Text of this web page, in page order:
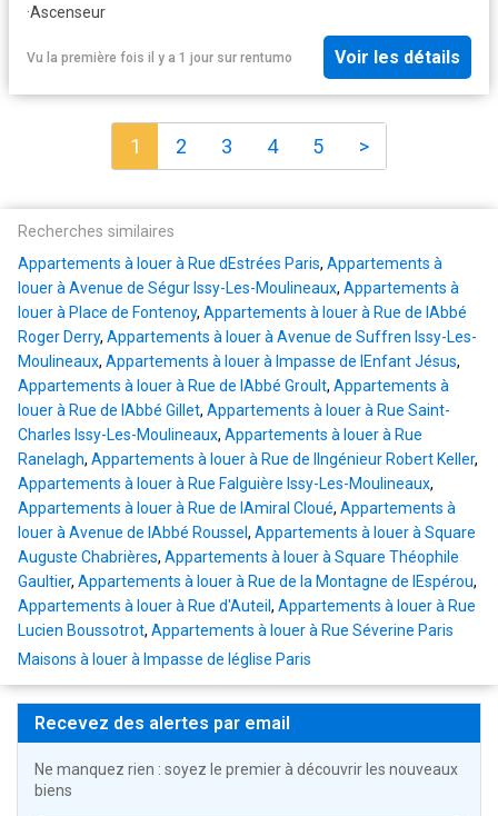
·Ascenseur
Vu la première fois il y a 1 jour sur rentumo Voir les détails
1 2 3 4 5 >
Recherches similaires
Appartements à louer à Rue dEstrées Paris, Appartements à
louer à Avenue de Ségur Issy-Les-Moulineaux, Appartements à
louer à Place de Fontenoy, Appartements à louer à Rue de lAbbé
Roger Derry, Appartements à louer à Avenue de Suffren Issy-Les-
Moulineaux, Appartements à louer à Impasse de lEnfant Jésus,
Appartements à louer à Rue de lAbbé Groult, Appartements à
louer à Rue de lAbbé Gillet, Appartements à louer à Rue Saint-
Charles Issy-Les-Moulineaux, Appartements à louer à Rue
Ranelagh, Appartements à louer à Rue de lIngénieur Robert Keller,
Appartements à louer à Rue Falguière Issy-Les-Moulineaux,
Appartements à louer à Rue de lAmiral Cloué, Appartements à
louer à Avenue de lAbbé Roussel , Appartements à louer à Square
Auguste Chabrières, Appartements à louer à Square Théophile
Gaultier, Appartements à louer à Rue de la Montagne de lEspérou,
Appartements à louer à Rue d'Auteil , Appartements à louer à Rue
Lucien Boussotrot, Appartements à louer à Rue Séverine Paris
Maisons à louer à Impasse de léglise Paris
Recevez des alertes par email
Ne manquez rien : soyez le premier à découvrir les nouveaux
biens